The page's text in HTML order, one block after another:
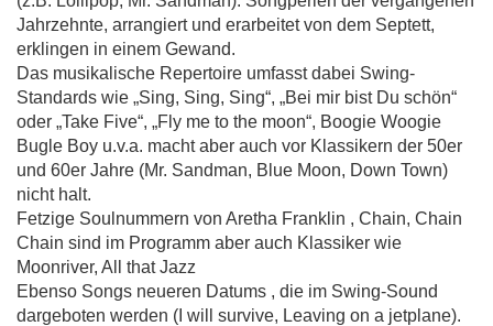
Jahrzehnte, arrangiert und erarbeitet von dem Septett,
erklingen in einem Gewand.
Das musikalische Repertoire umfasst dabei Swing-
Standards wie „Sing, Sing, Sing“, „Bei mir bist Du schön“
oder „Take Five“, „Fly me to the moon“, Boogie Woogie
Bugle Boy u.v.a. macht aber auch vor Klassikern der 50er
und 60er Jahre (Mr. Sandman, Blue Moon, Down Town)
nicht halt.
Fetzige Soulnummern von Aretha Franklin , Chain, Chain
Chain sind im Programm aber auch Klassiker wie
Moonriver, All that Jazz
Ebenso Songs neueren Datums , die im Swing-Sound
dargeboten werden (I will survive, Leaving on a jetplane).